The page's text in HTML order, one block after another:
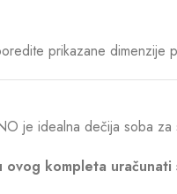
prikazane dimenzije
je idealna dečija soba za
ovog kompleta